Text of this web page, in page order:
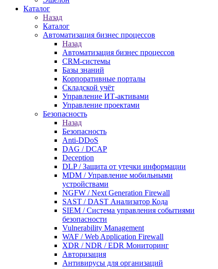
Каталог
Назад
Каталог
Автоматизация бизнес процессов
Назад
Автоматизация бизнес процессов
CRM-системы
Базы знаний
Корпоративные порталы
Складской учёт
Управление ИТ-активами
Управление проектами
Безопасность
Назад
Безопасность
Anti-DDoS
DAG / DCAP
Deception
DLP / Защита от утечки информации
MDM / Управление мобильными
устройствами
NGFW / Next Generation Firewall
SAST / DAST Анализатор Кода
SIEM / Система управления событиями
безопасности
Vulnerability Management
WAF / Web Application Firewall
XDR / NDR / EDR Мониторинг
Авторизация
Антивирусы для организаций